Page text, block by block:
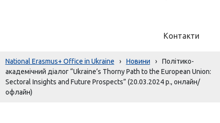
Контакти
National Erasmus+ Office in Ukraine › Новини ›
Політико-
академічний діалог “Ukraine’s Thorny Path to the European Union:
Sectoral Insights and Future Prospects” (20.03.2024 р., онлайн/
офлайн)